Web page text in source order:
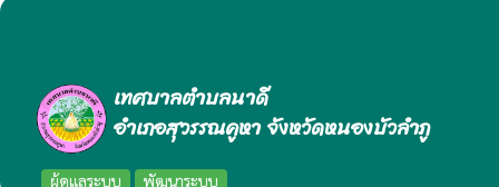
เทศบาลตำบลนาดี
อำเภอสุวรรณคูหา จังหวัดหนองบัวลำภู
ผู้ดูแลระบบ พัฒนาระบบ